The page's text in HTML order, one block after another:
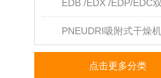
PNEUDRI吸附式干燥机
点击更多分类